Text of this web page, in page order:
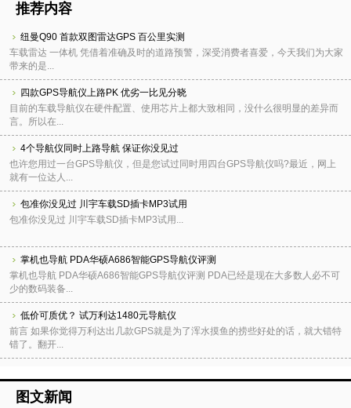
推荐内容
纽曼Q90 首款双图雷达GPS 百公里实测
车载雷达 一体机 凭借着准确及时的道路预警，深受消费者喜爱，今天我们为大家
带来的是...
四款GPS导航仪上路PK 优劣一比见分晓
目前的车载导航仪在硬件配置、使用芯片上都大致相同，没什么很明显的差异而
言。所以在...
4个导航仪同时上路导航 保证你没见过
也许您用过一台GPS导航仪，但是您试过同时用四台GPS导航仪吗?最近，网上
就有一位达人...
包准你没见过 川宇车载SD插卡MP3试用
包准你没见过 川宇车载SD插卡MP3试用...
掌机也导航 PDA华硕A686智能GPS导航仪评测
掌机也导航 PDA华硕A686智能GPS导航仪评测 PDA已经是现在大多数人必不可
少的数码装备...
低价可质优？ 试万利达1480元导航仪
前言 如果你觉得万利达出几款GPS就是为了浑水摸鱼的捞些好处的话，就大错特
错了。翻开...
图文新闻